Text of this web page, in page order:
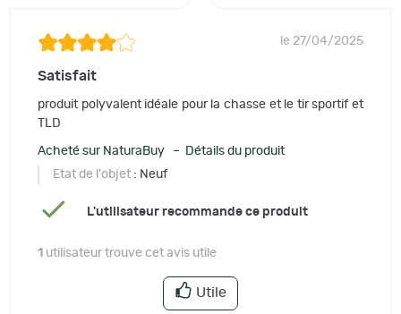
le 27/04/2025
Satisfait
produit polyvalent idéale pour la chasse et le tir sportif et
TLD
Acheté sur NaturaBuy – Détails du produit
Etat de l'objet : Neuf
L'utilisateur recommande ce produit
1 utilisateur trouve cet avis utile
Utile